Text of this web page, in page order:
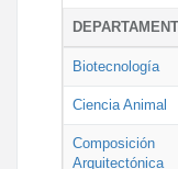
Biotecnología
Ciencia Animal
Composición
Arquitectónica